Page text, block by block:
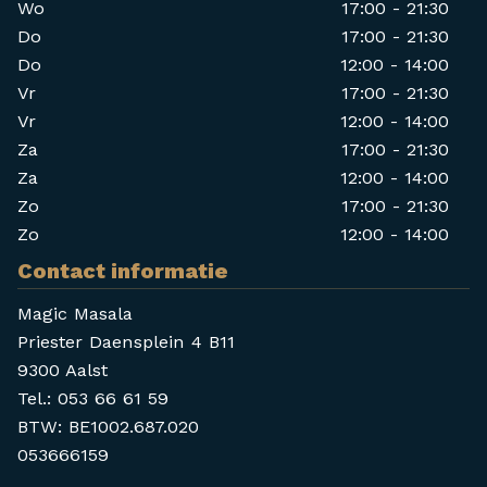
leverancier kan niet verantwoordelijk gesteld worden
voor een geschil over de beschikbaarheid van een
product.
Artikel 2 – Afsluiting van de overeenkomst met
Magic Masala
is afgesloten van zodra uw bestelling via
https://www.magicmasala.be is ontvangen, dus zowel in
afhaling in de zaak of levering bij u. De klanten zijn dus
het bedrag verschuldigd van de producten die zij hebben
besteld.
Artikel 3 - Beëindiging van de overeenkomst
Wo
17:00 - 21:30
Do
17:00 - 21:30
Do
12:00 - 14:00
Vr
17:00 - 21:30
Vr
12:00 - 14:00
Za
17:00 - 21:30
Za
12:00 - 14:00
Zo
17:00 - 21:30
Zo
12:00 - 14:00
Contact informatie
Magic Masala
Priester Daensplein 4 B11
9300 Aalst
Tel.:053 66 61 59
BTW: BE1002.687.020
053666159